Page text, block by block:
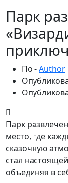
Парк
По -Author
Парк
место, где
сказочную
стал
объединяя в